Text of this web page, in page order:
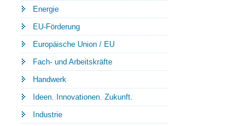
Energie
EU-Förderung
Europäische Union / EU
Fach- und Arbeitskräfte
Handwerk
Ideen. Innovationen. Zukunft.
Industrie